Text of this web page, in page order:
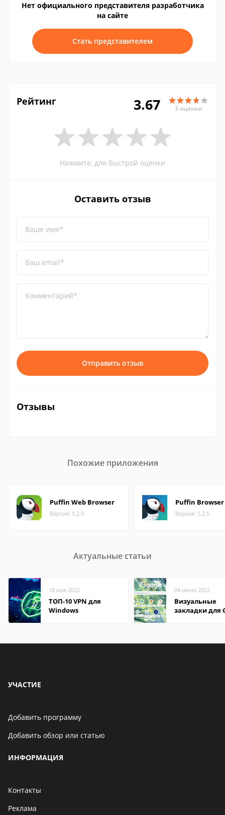
Нет официального представителя разработчика
на сайте
Стать представителем
Рейтинг 3.67 3 оценки
Нажмите, для быстрой оценки
Оставить отзыв
Ваше имя*
Ваш email*
Комментарий*
Отправить отзыв
Отзывы
Похожие приложения
Puffin Web Browser
Версия: 5.2.9
Puffin Browser
Версия: 5.2.5
Актуальные статьи
18 мая 2022
ТОП-10 VPN для
Windows
04 июня 2022
Визуальные
закладки для
УЧАСТИЕ
Добавить программу
Добавить обзор или статью
ИНФОРМАЦИЯ
Контакты
Реклама